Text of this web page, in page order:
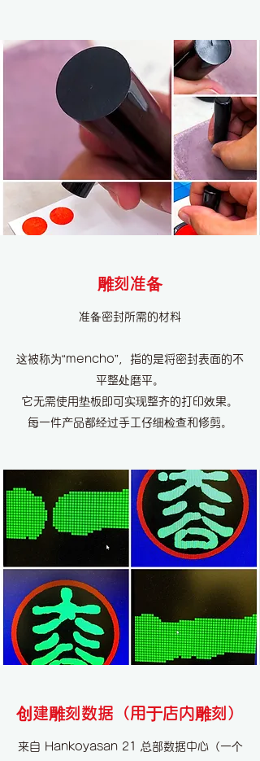
雕刻准备
准备密封所需的材料
这被称为“mencho”，指的是将密封表面的不
平整处磨平。
它无需使用垫板即可实现整齐的打印效果。
每一件产品都经过手工仔细检查和修剪。
创建雕刻数据（用于店内雕刻）
来自 Hankoyasan 21 总部数据中心（一个